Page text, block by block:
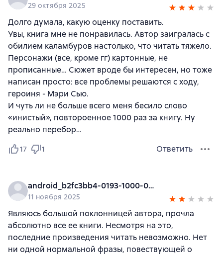
29 октября 2025
Долго думала, какую оценку поставить.
Увы, книга мне не понравилась. Автор заигралась с
обилием каламбуров настолько, что читать тяжело.
Персонажи (все, кроме гг) картонные, не
прописанные… Сюжет вроде бы интересен, но тоже
написан просто: все проблемы решаются с ходу,
героиня - Мэри Сью.
И чуть ли не больше всего меня бесило слово
«инистый», повтороенное 1000 раз за книгу. Ну
реально перебор…
17 1 Ответить
android_b2fc3bb4-0193-1000-0000-000000000000
11 ноября 2025
Являюсь большой поклонницей автора, прочла
абсолютно все ее книги. Несмотря на это,
последние произведения читать невозможно. Нет
ни одной нормальной фразы, повествующей о